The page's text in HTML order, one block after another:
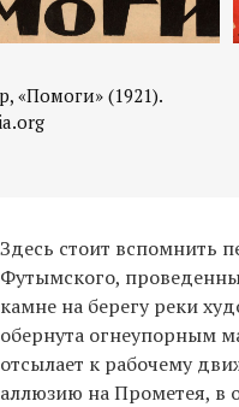
«Помоги» (1921).
Здесь стоит вспомнить
Футымского,
камне на берегу реки
обернута огнеупорным
отсылает к рабочему
аллюзию на Прометея, в